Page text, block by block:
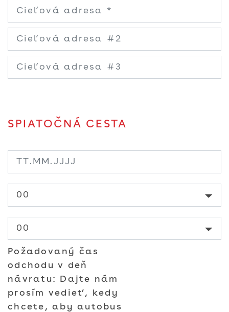
SPIATOČNÁ CESTA
Požadovaný čas
odchodu v deň
návratu: Dajte nám
prosím vedieť, kedy
chcete, aby autobus